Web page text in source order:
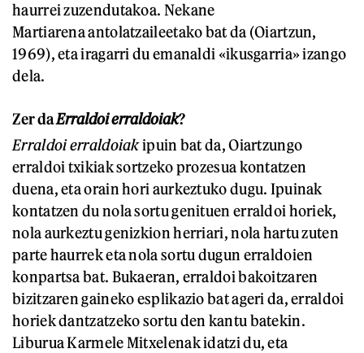
haurrei zuzendutakoa. Nekane
Martiarena antolatzaileetako bat da (Oiartzun,
1969), eta iragarri du emanaldi «ikusgarria» izango
dela.
Zer daErraldoi erraldoiak?
Erraldoi erraldoiakipuin bat da, Oiartzungo
erraldoi txikiak sortzeko prozesua kontatzen
duena, eta orain hori aurkeztuko dugu. Ipuinak
kontatzen du nola sortu genituen erraldoi horiek,
nola aurkeztu genizkion herriari, nola hartu zuten
parte haurrek eta nola sortu dugun erraldoien
konpartsa bat. Bukaeran, erraldoi bakoitzaren
bizitzaren gaineko esplikazio bat ageri da, erraldoi
horiek dantzatzeko sortu den kantu batekin.
Liburua Karmele Mitxelenak idatzi du, eta